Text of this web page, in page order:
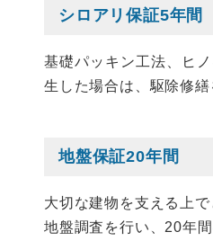
シロアリ保証5年間
基礎パッキン工法、ヒ
生した場合は、駆除修繕
地盤保証20年間
大切な建物を支える上
地盤調査を行い、20年